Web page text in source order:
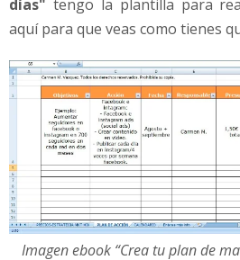
días" tengo la plantilla para
aquí para que veas como tienes
Imagen ebook “Crea tu plan de